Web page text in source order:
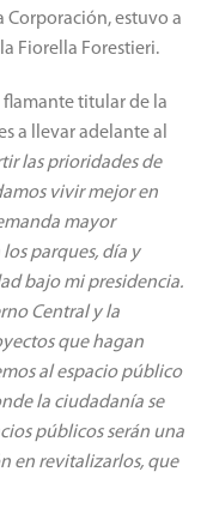
estuvo a
Fiorella Forestieri.
titular de la
a llevar adelante al
las prioridades de
vivir mejor en
mayor
los parques, día y
bajo mi presidencia.
Central y la
que hagan
al espacio público
la ciudadanía se
públicos serán una
en revitalizarlos, que